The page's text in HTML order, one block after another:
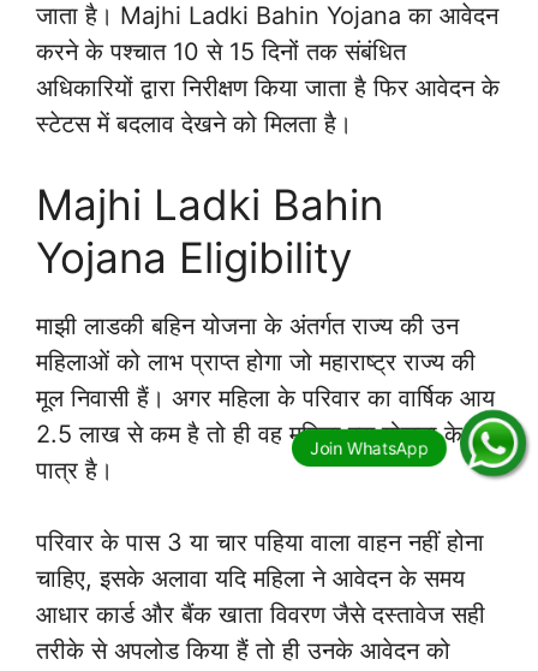
जाता है। Majhi Ladki Bahin Yojana का आवेदन
करने के पश्चात 10 से 15 दिनों तक संबंधित
अधिकारियों द्वारा निरीक्षण किया जाता है फिर आवेदन के
स्टेटस में बदलाव देखने को मिलता है।
Majhi Ladki Bahin
Yojana Eligibility
माझी लाडकी बहिन योजना के अंतर्गत राज्य की उन
महिलाओं को लाभ प्राप्त होगा जो महाराष्ट्र राज्य की
मूल निवासी हैं। अगर महिला के परिवार का वार्षिक आय
2.5 लाख से कम है तो ही वह महिला इस योजना के लिए
पात्र है।
परिवार के पास 3 या चार पहिया वाला वाहन नहीं होना
चाहिए, इसके अलावा यदि महिला ने आवेदन के समय
आधार कार्ड और बैंक खाता विवरण जैसे दस्तावेज सही
तरीके से अपलोड किया हैं तो ही उनके आवेदन को